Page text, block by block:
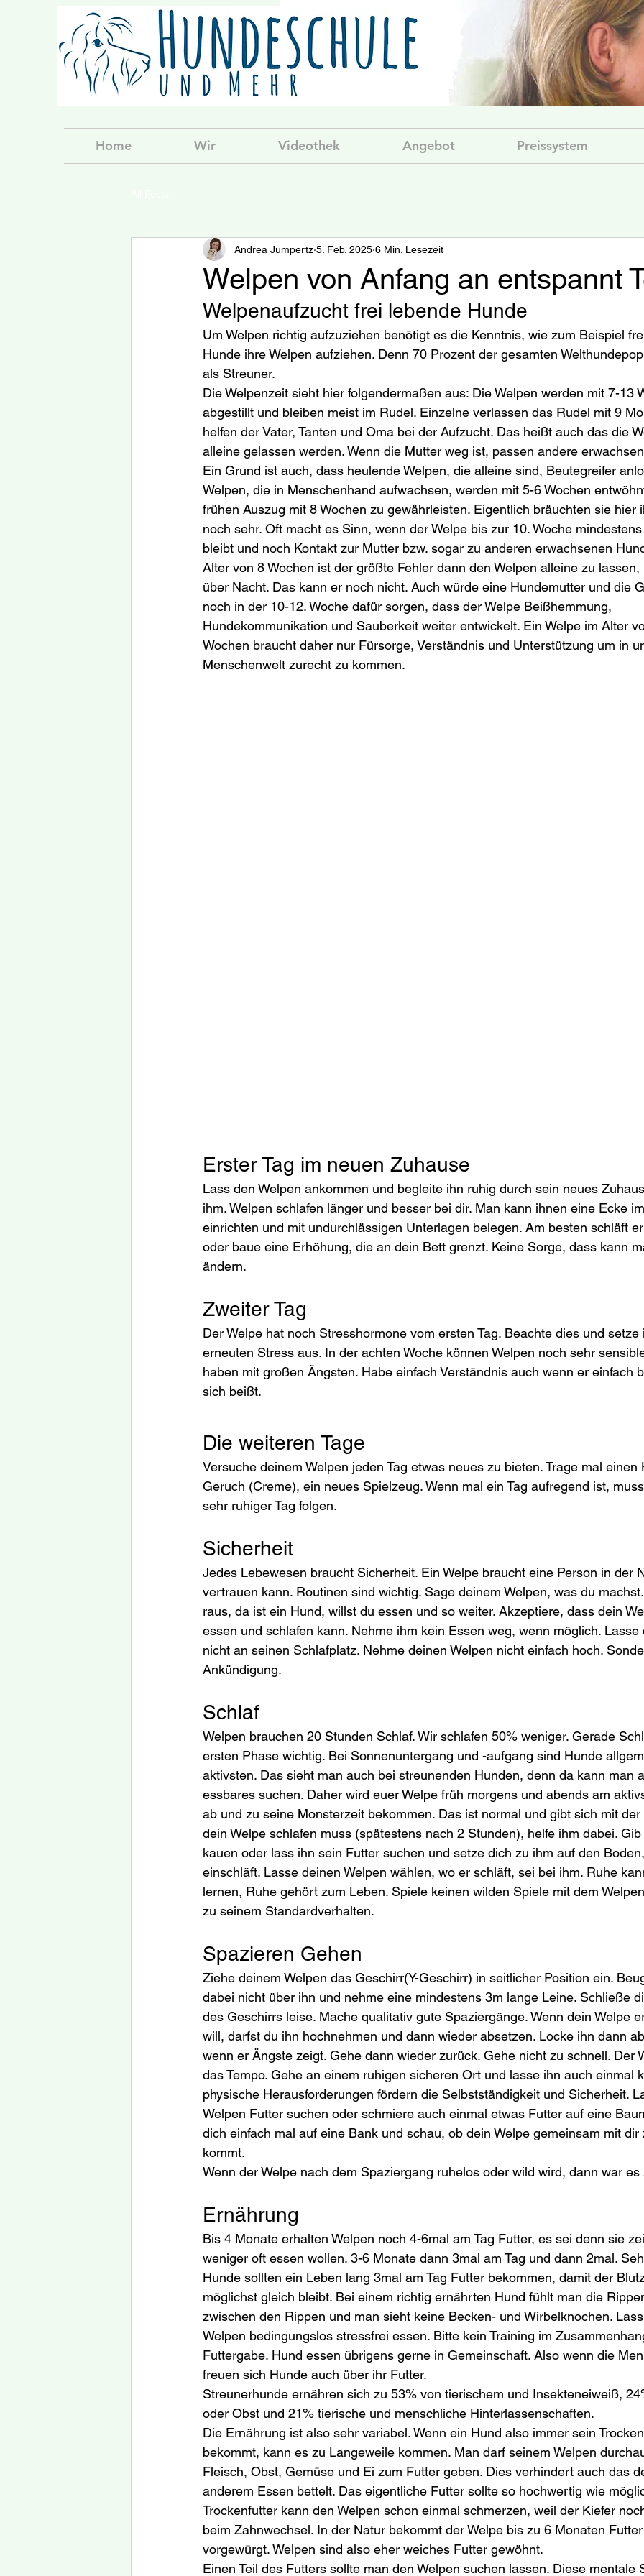
Home Wir Videothek Angebot Preissystem
Welpen von Anfang an entspannt
Andrea Jumpertz 5. Feb. 2025 6 Min. Lesezeit
Welpenaufzucht frei lebende Hunde
Um Welpen richtig aufzuziehen benötigt es die Kenntnis, wie zum Beispiel
Hunde ihre Welpen aufziehen. Denn 70 Prozent der gesamten
als Streuner.
Die Welpenzeit sieht hier folgendermaßen aus: Die Welpen werden mit 7-13
abgestillt und bleiben meist im Rudel. Einzelne verlassen das Rudel mit 9
helfen der Vater, Tanten und Oma bei der Aufzucht. Das heißt auch das die
alleine gelassen werden. Wenn die Mutter weg ist, passen andere
Ein Grund ist auch, dass heulende Welpen, die alleine sind, Beutegreifer
Welpen, die in Menschenhand aufwachsen, werden mit 5-6 Wochen
frühen Auszug mit 8 Wochen zu gewährleisten. Eigentlich bräuchten sie hier
noch sehr. Oft macht es Sinn, wenn der Welpe bis zur 10. Woche
bleibt und noch Kontakt zur Mutter bzw. sogar zu anderen erwachsenen
Alter von 8 Wochen ist der größte Fehler dann den Welpen alleine zu lassen,
über Nacht. Das kann er noch nicht. Auch würde eine Hundemutter und die
noch in der 10-12. Woche dafür sorgen, dass der Welpe Beißhemmung,
Hundekommunikation und Sauberkeit weiter entwickelt. Ein Welpe im Alter
Wochen braucht daher nur Fürsorge, Verständnis und Unterstützung um in
Menschenwelt zurecht zu kommen.
Erster Tag im neuen Zuhause
Lass den Welpen ankommen und begleite ihn ruhig durch sein neues
ihm. Welpen schlafen länger und besser bei dir. Man kann ihnen eine Ecke
einrichten und mit undurchlässigen Unterlagen belegen. Am besten schläft
oder baue eine Erhöhung, die an dein Bett grenzt. Keine Sorge, dass kann
ändern.
Zweiter Tag
Der Welpe hat noch Stresshormone vom ersten Tag. Beachte dies und setze
erneuten Stress aus. In der achten Woche können Welpen noch sehr
haben mit großen Ängsten. Habe einfach Verständnis auch wenn er einfach
sich beißt.
Die weiteren Tage
Versuche deinem Welpen jeden Tag etwas neues zu bieten. Trage mal einen
Geruch (Creme), ein neues Spielzeug. Wenn mal ein Tag aufregend ist,
sehr ruhiger Tag folgen.
Sicherheit
Jedes Lebewesen braucht Sicherheit. Ein Welpe braucht eine Person in der
vertrauen kann. Routinen sind wichtig. Sage deinem Welpen, was du
raus, da ist ein Hund, willst du essen und so weiter. Akzeptiere, dass dein
essen und schlafen kann. Nehme ihm kein Essen weg, wenn möglich. Lasse
nicht an seinen Schlafplatz. Nehme deinen Welpen nicht einfach hoch.
Ankündigung.
Schlaf
Welpen brauchen 20 Stunden Schlaf. Wir schlafen 50% weniger. Gerade
ersten Phase wichtig. Bei Sonnenuntergang und -aufgang sind Hunde
aktivsten. Das sieht man auch bei streunenden Hunden, denn da kann man
essbares suchen. Daher wird euer Welpe früh morgens und abends am
ab und zu seine Monsterzeit bekommen. Das ist normal und gibt sich mit der
dein Welpe schlafen muss (spätestens nach 2 Stunden), helfe ihm dabei.
kauen oder lass ihn sein Futter suchen und setze dich zu ihm auf den
einschläft. Lasse deinen Welpen wählen, wo er schläft, sei bei ihm. Ruhe
lernen, Ruhe gehört zum Leben. Spiele keinen wilden Spiele mit dem
zu seinem Standardverhalten.
Spazieren Gehen
Ziehe deinem Welpen das Geschirr(Y-Geschirr) in seitlicher Position ein.
dabei nicht über ihn und nehme eine mindestens 3m lange Leine. Schließe
des Geschirrs leise. Mache qualitativ gute Spaziergänge. Wenn dein Welpe
will, darfst du ihn hochnehmen und dann wieder absetzen. Locke ihn dann
wenn er Ängste zeigt. Gehe dann wieder zurück. Gehe nicht zu schnell. Der
das Tempo. Gehe an einem ruhigen sicheren Ort und lasse ihn auch einmal
physische Herausforderungen fördern die Selbstständigkeit und Sicherheit.
Welpen Futter suchen oder schmiere auch einmal etwas Futter auf eine
dich einfach mal auf eine Bank und schau, ob dein Welpe gemeinsam mit dir
kommt.
Wenn der Welpe nach dem Spaziergang ruhelos oder wild wird, dann war es
Ernährung
Bis 4 Monate erhalten Welpen noch 4-6mal am Tag Futter, es sei denn sie
weniger oft essen wollen. 3-6 Monate dann 3mal am Tag und dann 2mal.
Hunde sollten ein Leben lang 3mal am Tag Futter bekommen, damit der
möglichst gleich bleibt. Bei einem richtig ernährten Hund fühlt man die
zwischen den Rippen und man sieht keine Becken- und Wirbelknochen.
Welpen bedingungslos stressfrei essen. Bitte kein Training im
Futtergabe. Hund essen übrigens gerne in Gemeinschaft. Also wenn die
freuen sich Hunde auch über ihr Futter.
Streunerhunde ernähren sich zu 53% von tierischem und Insekteneiweiß,
oder Obst und 21% tierische und menschliche Hinterlassenschaften.
Die Ernährung ist also sehr variabel. Wenn ein Hund also immer sein
bekommt, kann es zu Langeweile kommen. Man darf seinem Welpen
Fleisch, Obst, Gemüse und Ei zum Futter geben. Dies verhindert auch das
anderem Essen bettelt. Das eigentliche Futter sollte so hochwertig wie
Trockenfutter kann den Welpen schon einmal schmerzen, weil der Kiefer
beim Zahnwechsel. In der Natur bekommt der Welpe bis zu 6 Monaten
vorgewürgt. Welpen sind also eher weiches Futter gewöhnt.
Einen Teil des Futters sollte man den Welpen suchen lassen. Diese mentale